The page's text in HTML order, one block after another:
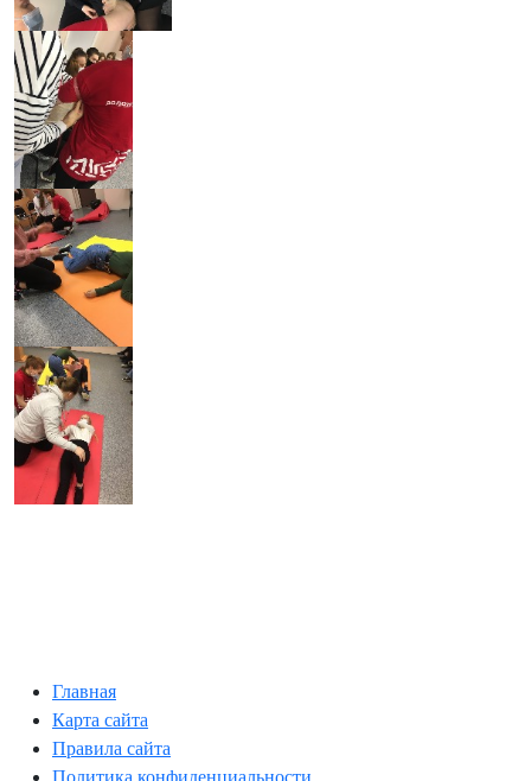
Главная
Карта сайта
Правила сайта
Политика конфиденциальности